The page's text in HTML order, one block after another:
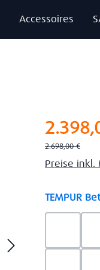
Accessoires
Regulärer Preis:
2.698,00 €
Preise inkl.
TEMPUR